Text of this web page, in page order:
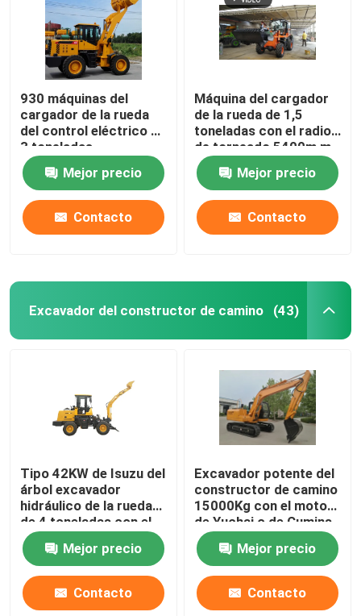
930 máquinas del
cargador de la rueda
del control eléctrico de
3 toneladas
mini/cargador
hidráulico de la rueda
delantera
Mejor precio
Contacto
Máquina del cargador
de la rueda de 1,5
toneladas con el radio
de torneado 5400m m
del motor de 42
kilovatiosMejor precio
Contacto
Excavador del constructor de camino (43)
Tipo 42KW de Isuzu del
árbol excavador
hidráulico de la rueda
de 4 toneladas con el
martillo hidráulico
Mejor precio
Contacto
Excavador potente del
constructor de camino
15000Kg con el motor
de Yuchai o de Cumins
Mejor precio
Contacto